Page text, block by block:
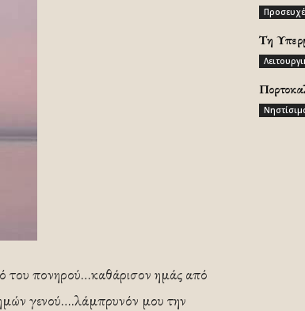
του πονηρού…καθάρισον ημάς από
γενού….λάμπρυνόν μου την
Τη